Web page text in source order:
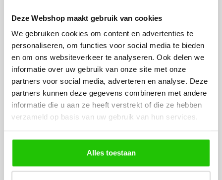
Deze Webshop maakt gebruik van cookies
We gebruiken cookies om content en advertenties te
personaliseren, om functies voor social media te bieden
en om ons websiteverkeer te analyseren. Ook delen we
informatie over uw gebruik van onze site met onze
partners voor social media, adverteren en analyse. Deze
partners kunnen deze gegevens combineren met andere
informatie die u aan ze heeft verstrekt of die ze hebben
verzameld op basis van uw gebruik van hun services.
Alles toestaan
In voorraad
In winkelwagen
Buitenlampen
Bent u op zoek naar kwalitatieve,
exclusieve buitenlampen die zowel functioneel als
esthetisch aantrekkelijk zijn? Bij Barco Lichttotaal
transformeren. Of u nu op zoek bent naar een
buitenlamp met sensor voor extra veiligheid, of een